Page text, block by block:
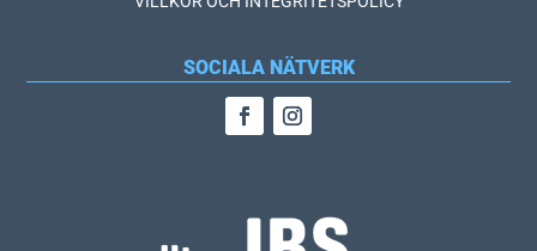
SOCIALA NÄTVERK